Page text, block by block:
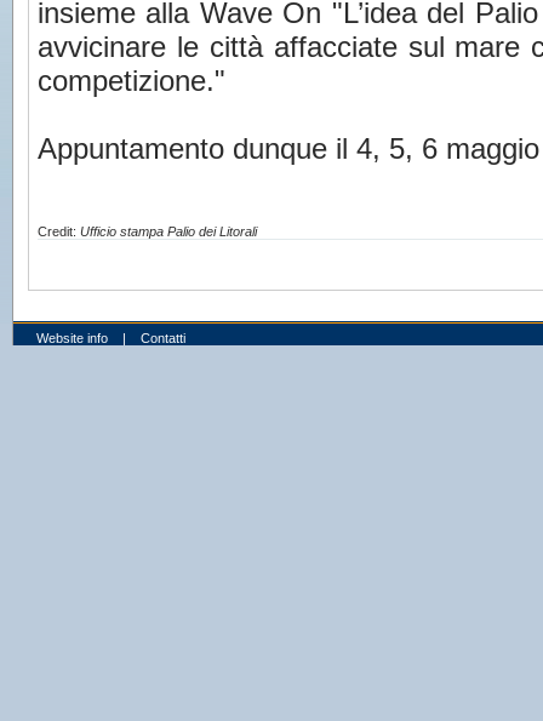
insieme alla Wave On "L’idea del
avvicinare le città affacciate sul mare
competizione."
Appuntamento dunque il 4, 5, 6
Credit: Ufficio stampa Palio dei Litorali
Website info | Contatti